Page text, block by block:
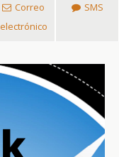
Correo
electrónico
SMS